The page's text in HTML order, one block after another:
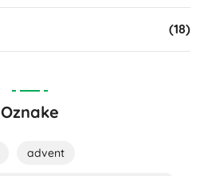
(18)
Oznake
advent